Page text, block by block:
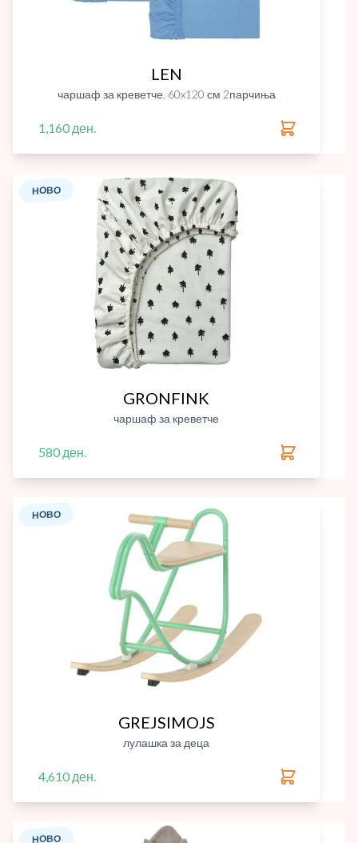
LEN
чаршаф за креветче, 60x120 см 2парчиња
1,160 ден.
НОВО
GRONFINK
чаршаф за креветче
580 ден.
НОВО
GREJSIMOJS
лулашка за деца
4,610 ден.
НОВО